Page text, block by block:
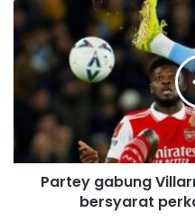
r
E
m
a
Partey gabung
bersyarat